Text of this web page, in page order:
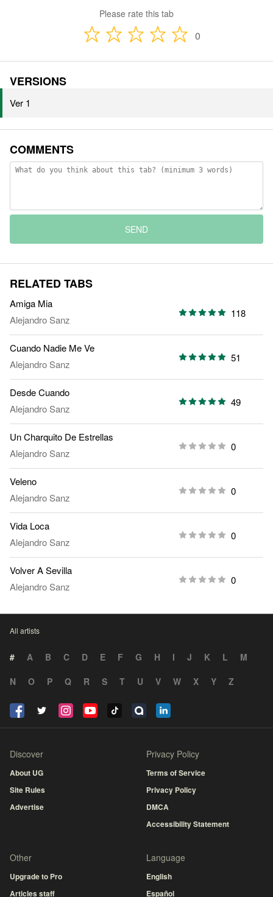
Please rate this tab
0
VERSIONS
Ver 1
COMMENTS
SEND
RELATED TABS
Amiga Mia
Alejandro Sanz
118
Cuando Nadie Me Ve
Alejandro Sanz
51
Desde Cuando
Alejandro Sanz
49
Un Charquito De Estrellas
Alejandro Sanz
0
Veleno
Alejandro Sanz
0
Vida Loca
Alejandro Sanz
0
Volver A Sevilla
Alejandro Sanz
0
All artists
# A B C D E F G H I J K L
M
N
O P Q R S T U V W X Y Z
Discover
About UG
Site Rules
Advertise
Privacy Policy
Terms of Service
Privacy Policy
DMCA
Accessibility Statement
Other
Upgrade to Pro
Articles staff
Language
English
Español